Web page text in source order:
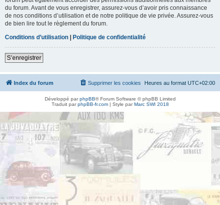
du forum. Avant de vous enregistrer, assurez-vous d’avoir pris connaissance
de nos conditions d’utilisation et de notre politique de vie privée. Assurez-vous
de bien lire tout le règlement du forum.
Conditions d’utilisation | Politique de confidentialité
S’enregistrer
Index du forum Heures au format UTC+02:00
Supprimer les cookies
Développé parphpBB® Forum Software © phpBB Limited
Traduit parphpBB-fr.com| Style parMarc SWI 2018